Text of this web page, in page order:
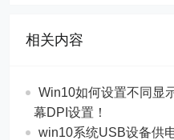
相关内容
Win10如何设置不同显
幕DPI设置！
win10系统USB设备供